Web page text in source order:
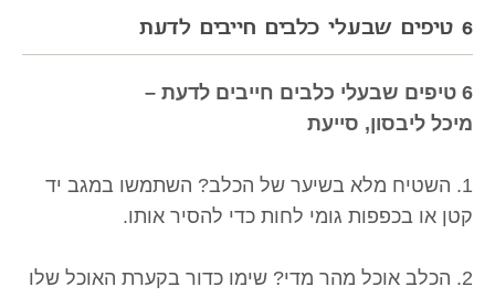
6 טיפים שבעלי כלבים חייבים לדעת
6 טיפים שבעלי כלבים חייבים לדעת –
מיכל ליבסון, סייעת
1. השטיח מלא בשיער של הכלב? השתמשו במגב יד
קטן או בכפפות גומי לחות כדי להסיר אותו.
2. הכלב אוכל מהר מדי? שימו כדור בקערת האוכל שלו